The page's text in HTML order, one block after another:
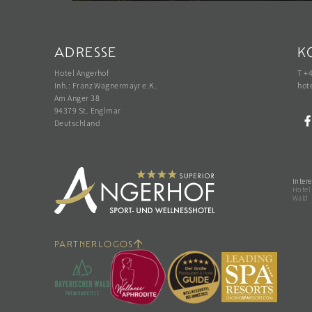
ADRESSE
Hotel Angerhof
Inh.: Franz Wagnermayr e.K.
Am Anger 38
94379 St. Englmar
Deutschland
T
Hotel
Wald
PARTNERLOGOS